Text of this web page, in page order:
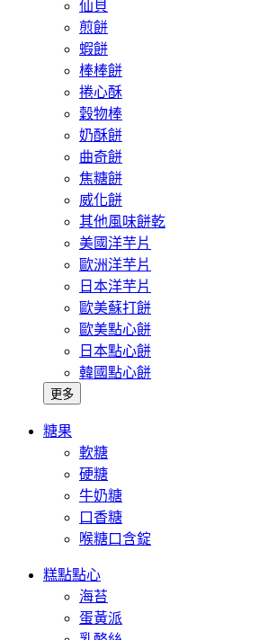
仙貝
煎餅
蝦餅
棒棒餅
捲心酥
穀物棒
奶酥餅
曲奇餅
焦糖餅
威化餅
其他風味餅乾
美國洋芋片
歐洲洋芋片
日本洋芋片
歐美蘇打餅
歐美點心餅
日本點心餅
韓國點心餅
更多
糖果
軟糖
硬糖
牛奶糖
口香糖
喉糖口含錠
糕點點心
海苔
蛋黃派